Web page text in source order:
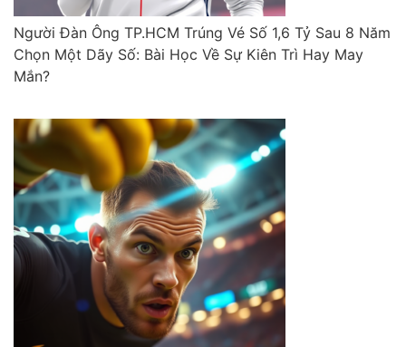
Người Đàn Ông TP.HCM Trúng Vé Số 1,6 Tỷ Sau 8 Năm
Chọn Một Dãy Số: Bài Học Về Sự Kiên Trì Hay May
Mắn?